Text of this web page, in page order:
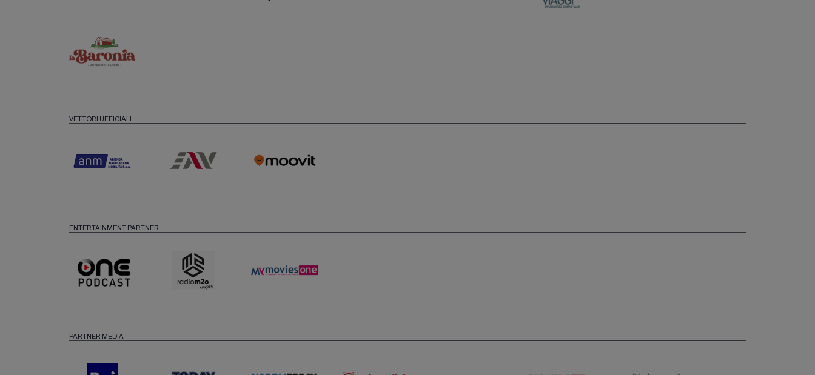
VETTORI UFFICIALI
ENTERTAINMENT PARTNER
PARTNER MEDIA